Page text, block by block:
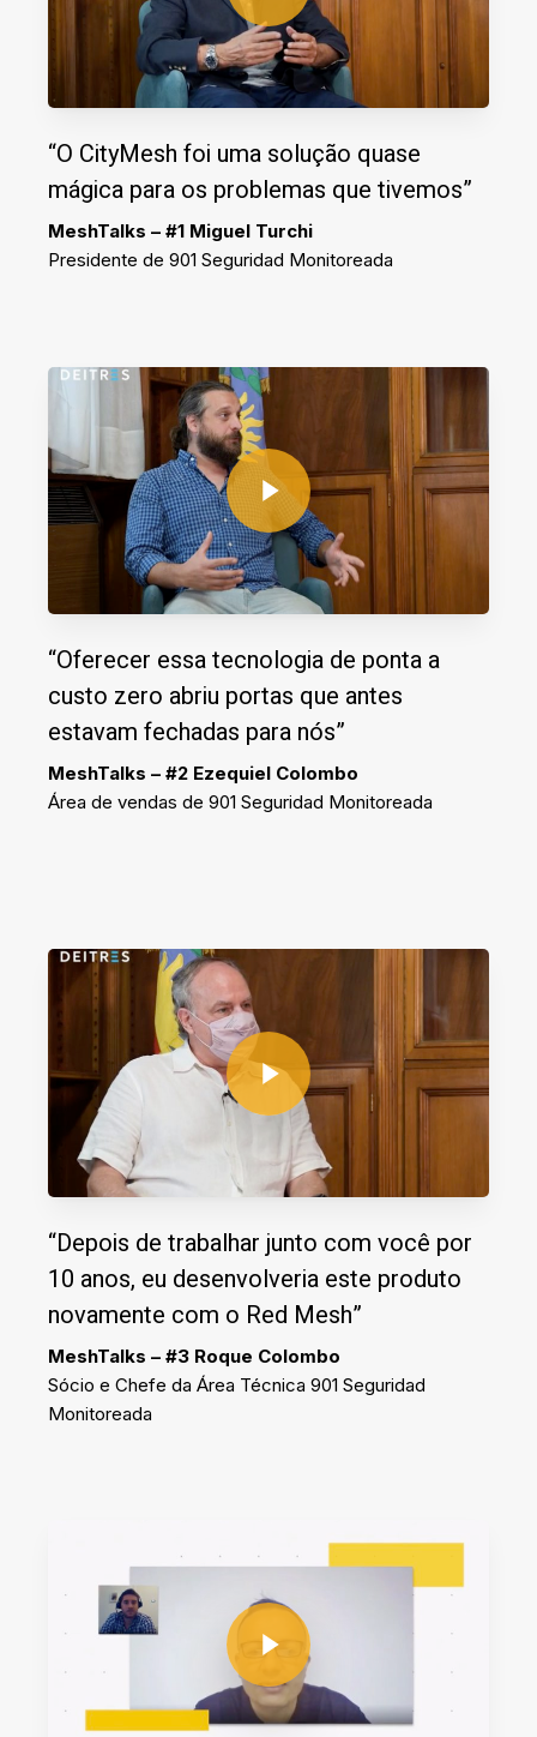
“O CityMesh foi uma solução quase
mágica para os problemas que tivemos”
MeshTalks – #1 Miguel Turchi
Presidente de 901 Seguridad Monitoreada
Play Video
Play Video
“Oferecer essa tecnologia de ponta a
custo zero abriu portas que antes
estavam fechadas para nós”
MeshTalks – #2 Ezequiel Colombo
Área de vendas de 901 Seguridad Monitoreada
Play Video
Play Video
“Depois de trabalhar junto com você por
10 anos, eu desenvolveria este produto
novamente com o Red Mesh”
MeshTalks – #3 Roque Colombo
Sócio e Chefe da Área Técnica 901 Seguridad
Monitoreada
Play Video